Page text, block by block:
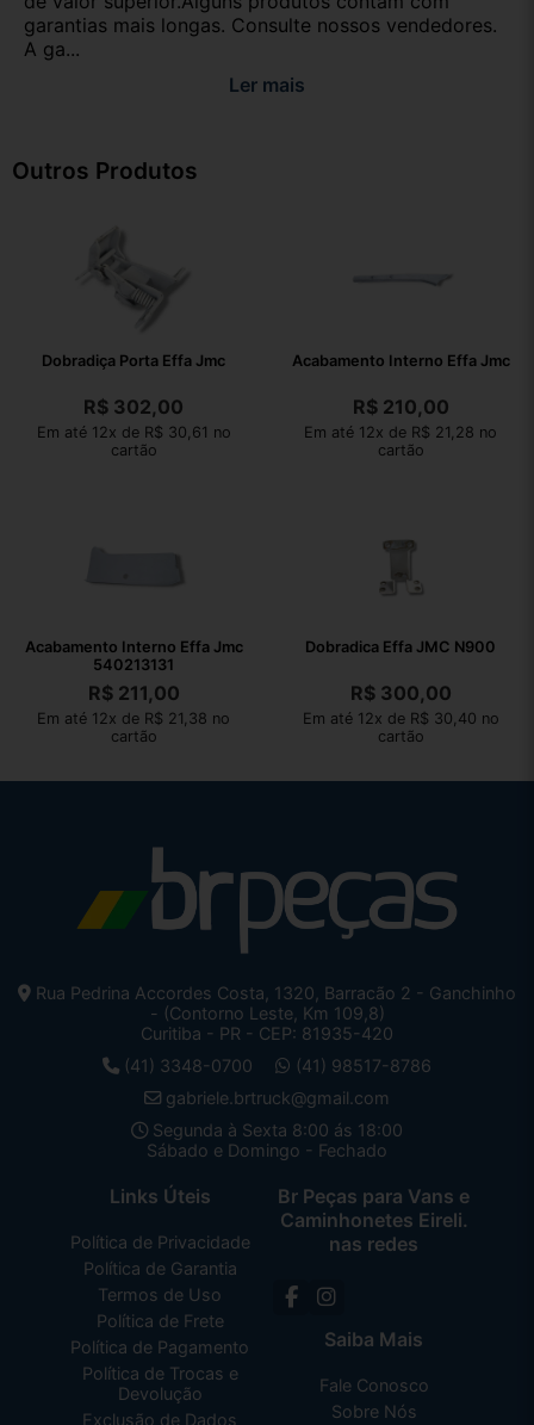
garantias mais longas. Consulte nossos vendedores.
A ga...
Ler mais
Outros Produtos
Dobradiça Porta Effa Jmc
R$ 302,00
Em até 12x de R$ 30,61 no
cartão
Acabamento Interno Effa Jmc
R$210,00
Em até 12x de R$ 21,28 no
cartão
Acabamento Interno Effa Jmc
540213131
R$211,00
Em até 12x de R$ 21,38 no
cartão
Dobradica Effa JMC N900
R$300,00
Em até 12x de R$ 30,40 no
cartão
Rua Pedrina Accordes Costa, 1320, Barracão 2 - Ganchinho
- (Contorno Leste, Km 109,8)
Curitiba - PR - CEP: 81935-420
(41) 3348-0700
(41) 98517-8786
gabriele.brtruck@gmail.com
Segunda à Sexta 8:00 ás 18:00
Sábado e Domingo - Fechado
Links Úteis
Política de Privacidade
Política de Garantia
Termos de Uso
Política de Frete
Política de Pagamento
Política de Trocas e
Devolução
Exclusão de Dados
Br Peças para Vans e
Caminhonetes Eireli.
nas redes
Saiba Mais
Fale Conosco
Sobre Nós